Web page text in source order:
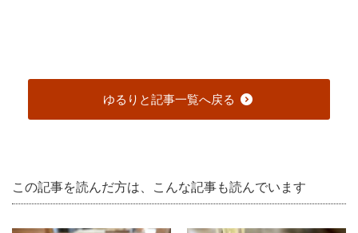
ゆるりと記事一覧へ戻る
この記事を読んだ方は、こんな記事も読んでいます